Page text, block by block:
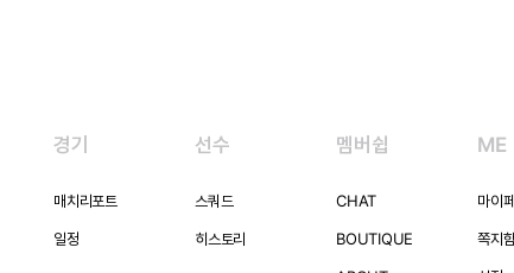
경기
매치리포트
일정
선수
스쿼드
히스토리
멤버쉽
CHAT
BOUTIQUE
ME
마이
쪽지